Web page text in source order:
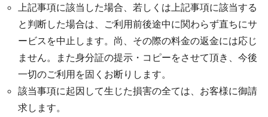
上記事項に該当した場合、若しくは上記事項に該当する
と判断した場合は、ご利用前後途中に関わらず直ちにサ
ービスを中止します。尚、その際の料金の返金には応じ
ません。また身分証の提示・コピーをさせて頂き、今後
一切のご利用を固くお断りします。
該当事項に起因して生じた損害の全ては、お客様に御請
求します。